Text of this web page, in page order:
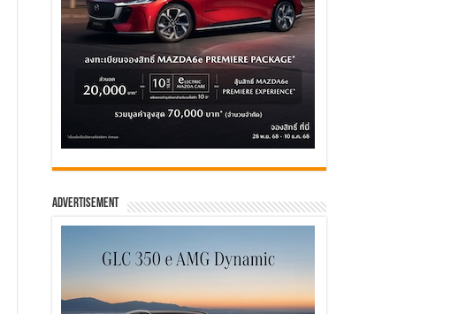
Advertisement